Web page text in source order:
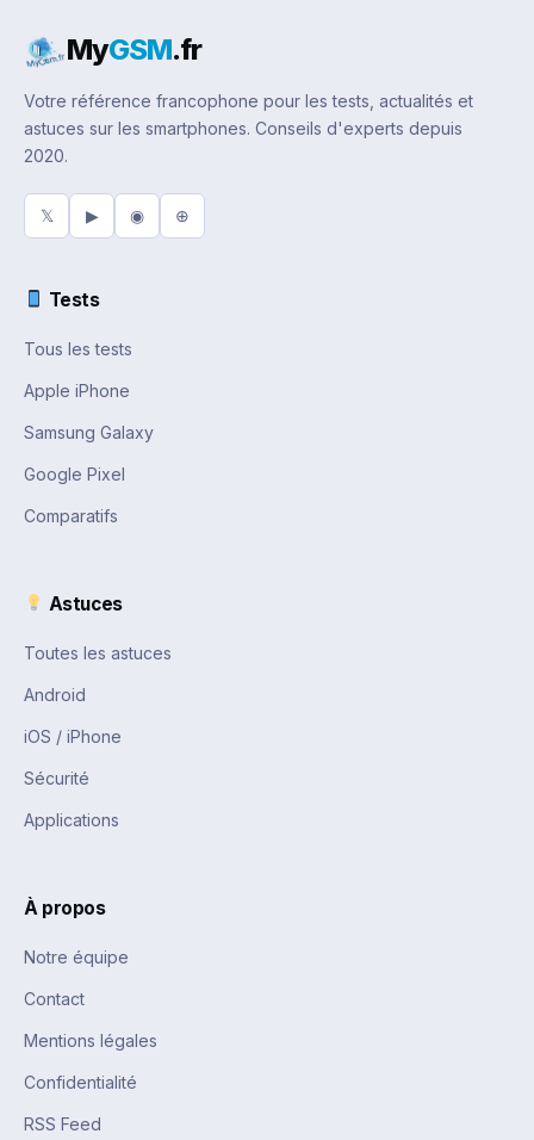
MyGSM.fr
Votre référence francophone pour les tests, actualités et
astuces sur les smartphones. Conseils d'experts depuis
2020.
𝕏 ▶ ◉ ⊕
Tests
Tous les tests
Apple iPhone
Samsung Galaxy
Google Pixel
Comparatifs
Astuces
Toutes les astuces
Android
iOS / iPhone
Sécurité
Applications
À propos
Notre équipe
Contact
Mentions légales
Confidentialité
RSS Feed